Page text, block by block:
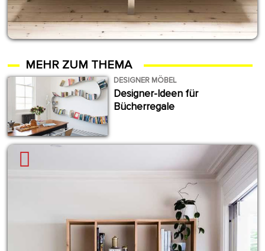
MEHR ZUM THEMA
DESIGNER MÖBEL
Designer-Ideen für
Bücherregale